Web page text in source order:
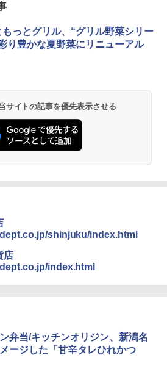
キンラーメン どんぶり 85g×12個 日清
品 インスタント カップ麺
公式】ブタメン とんこつ味 35g×15個
務用 夜食 カップラーメン ミニカップ
小腹 インスタント アウトドアにも ロ
リングストック 大人買い おやつカン
ニー
分 tabete だし麺 千葉県産はまぐりだ
塩らーめん 108g×10袋 保存食 備蓄
2,294
2,989
ャープ 過熱水蒸気 オーブンレンジ 23
段調理 ブラック RE-WF232-B シンプ
操作 コンパクト 一人暮らし 二人暮ら
29,582
善] スチームオーブンレンジ 25L 一人
効率 15L 一人暮らし 二人暮らし スチ
ム調理 フラットテーブル トースト機
東芝) スチームオーブンレン
もっとグリル、“グリル野菜シリー
り豊かな夏野菜にリニューアル
サイトの記事を優先表示させる
shinjuku/index.html
店
index.html
弁当/キッチンオリジン、新潟名
ージした「甘辛タレひれかつ